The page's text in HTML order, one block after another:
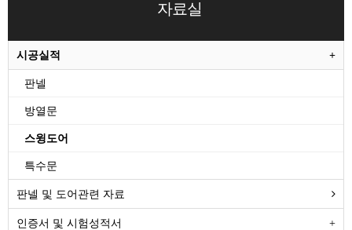
자료실
시공실적
판넬
방열문
스윙도어
특수문
판넬 및 도어관련 자료
인증서 및 시험성적서